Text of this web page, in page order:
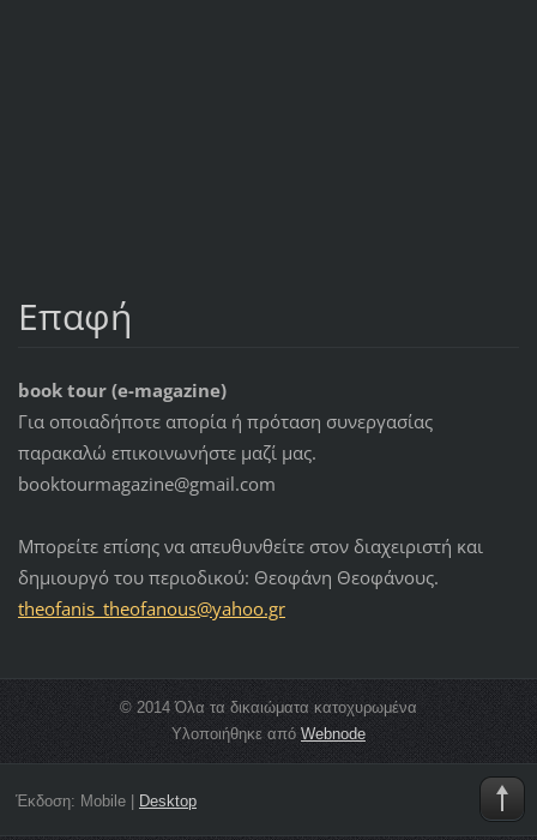
Επαφή
book tour (e-magazine)
Για οποιαδήποτε απορία ή πρόταση συνεργασίας
παρακαλώ επικοινωνήστε μαζί μας.
booktourmagazine@gmail.com
Μπορείτε επίσης να απευθυνθείτε στον διαχειριστή και
δημιουργό του περιοδικού: Θεοφάνη Θεοφάνους.
theofanis_theofanous@yahoo.gr
© 2014 Όλα τα δικαιώματα κατοχυρωμένα
Υλοποιήθηκε από Webnode
Έκδοση: Mobile| Desktop